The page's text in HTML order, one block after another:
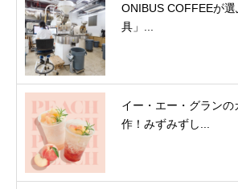
ONIBUS COFFEEが
具」...
イー・エー・グラン
作！みずみずし...